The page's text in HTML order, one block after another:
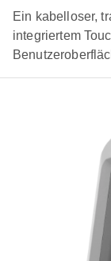
Ein kabelloser,
integriertem